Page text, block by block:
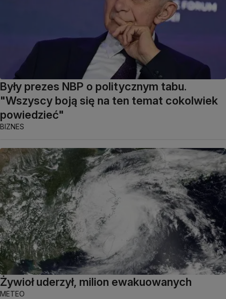
Były prezes NBP o politycznym tabu.
"Wszyscy boją się na ten temat cokolwiek
powiedzieć"
BIZNES
Żywioł uderzył, milion ewakuowanych
METEO